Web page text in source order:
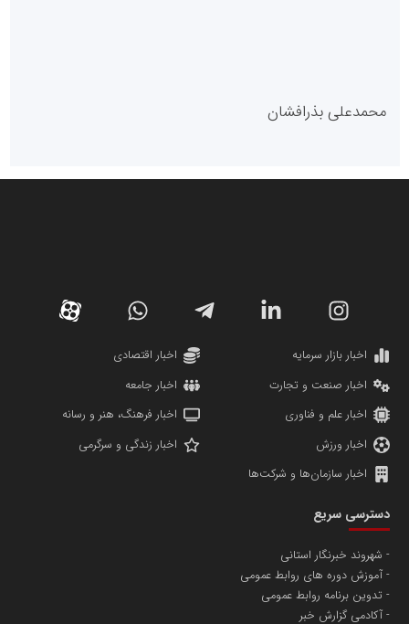
پایگاه خبری گفتمان یزد
دانشگاه سئوی ایران
پایگاه اطلاع رسانی اعتلای نهادهای مردمی
تامین آهن اسفنجی تولیدکنندگان فولاد در کشور
محمدعلی بذرافشان
مریم حاج نوروز نظری
مسعودصادقی
اخبار بازار سرمایه
اخبار اقتصادی
اخبار صنعت و تجارت
اخبار جامعه
اخبار علم و فناوری
اخبار فرهنگ، هنر و رسانه
اخبار ورزش
اخبار زندگی و سرگرمی
اخبار سازمان‌ها و شرکت‌ها
دسترسی سریع
شهروند خبرنگار استانی
آموزش دوره های روابط عمومی
تدوین برنامه روابط عمومی
آکادمی گزارش خبر